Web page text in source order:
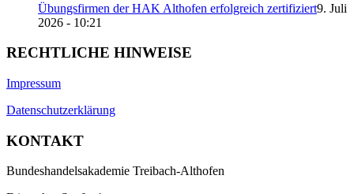
Übungsfirmen der HAK Althofen erfolgreich zertifiziert9. Juli
2026 - 10:21
RECHTLICHE HINWEISE
Impressum
Datenschutzerklärung
KONTAKT
Bundeshandelsakademie Treibach-Althofen